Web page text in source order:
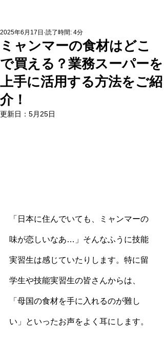
ミャンマーの食材はどこ
で買える？業務スーパーを
上手に活用する方法をご紹
介！
2025年6月17日 読了時間: 4分
更新日： 5月25日
「日本に住んでいても、ミャンマーの
味が恋しいなあ…」そんなふうに技能
実習生は感じていたりします。特に留
学生や技能実習生の皆さんからは、
「母国の食材を手に入れるのが難し
い」といったお声をよく耳にします。